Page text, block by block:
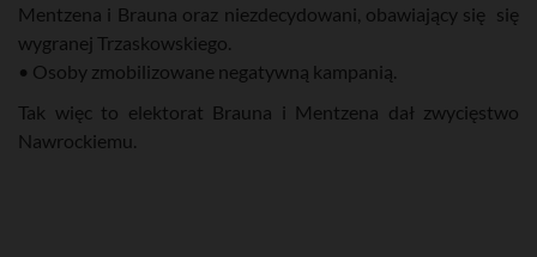
Mentzena i Brauna oraz niezdecydowani, obawiający się się
wygranej Trzaskowskiego.
• Osoby zmobilizowane negatywną kampanią.
Tak więc to elektorat Brauna i Mentzena dał zwycięstwo
Nawrockiemu.